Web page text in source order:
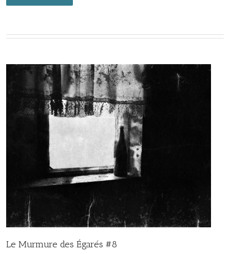
Le Murmure des Égarés #8